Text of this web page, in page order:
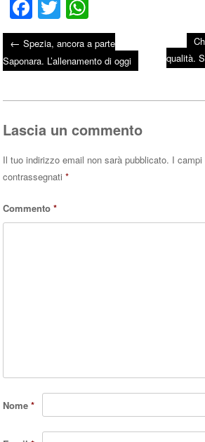
Fa
ce
bo
ok
T
wi
tte
r
ha
ts
A
pp
Post navigation
← Spezia, ancora a parte
Saponara. L’allenamento di oggi
qualità.
Lascia un commento
Il tuo indirizzo email non sarà pubblicato. I campi
contrassegnati*
Commento*
Nome*